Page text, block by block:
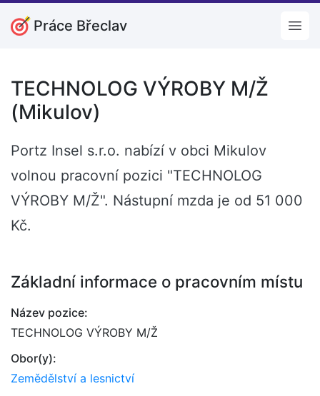
Práce Břeclav
TECHNOLOG VÝROBY M/Ž
(Mikulov)
Portz Insel s.r.o. nabízí v obci Mikulov
volnou pracovní pozici "TECHNOLOG
VÝROBY M/Ž". Nástupní mzda je od 51 000
Kč.
Základní informace o pracovním místu
Název pozice:
TECHNOLOG VÝROBY M/Ž
Obor(y):
Zemědělství a lesnictví